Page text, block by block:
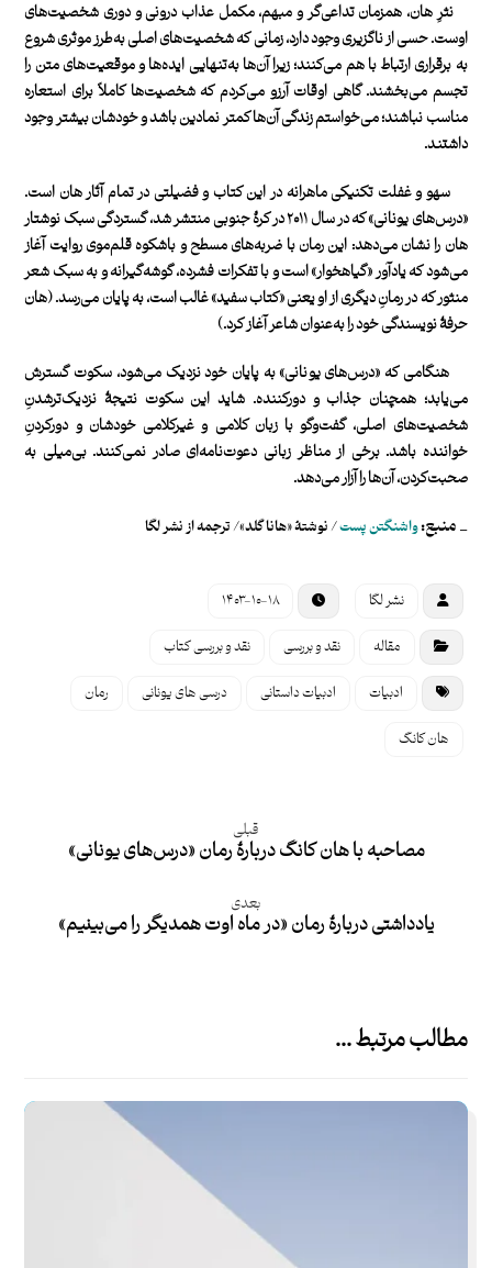
نثرِ هان، همزمان تداعی‌گر و مبهم، مکمل عذاب درونی و دوری شخصیت‌های
اوست. حسی از ناگزیری وجود دارد، زمانی که شخصیت‌های اصلی به‌طرز موثری شروع
به برقراری ارتباط با هم می‌کنند؛ زیرا آن‌ها به‌تنهایی ایده‌ها و موقعیت‌های متن را
تجسم می‌بخشند. گاهی اوقات آرزو می‌کردم که شخصیت‌ها کاملاً برای استعاره
مناسب نباشند؛ می‌خواستم زندگی آن‌ها کمتر نمادین باشد و خودشان بیشتر وجود
داشتند.
سهو و غفلت تکنیکی ماهرانه در این کتاب و فضیلتی در تمام آثار هان است.
«درس‌های یونانی» که در سال ۲۰۱۱ در کرۀ جنوبی منتشر شد، گستردگی سبک نوشتار
هان را نشان می‌دهد: این رمان با ضربه‌های مسطح و باشکوه قلم‌موی روایت آغاز
می‌شود که یادآور «گیاهخوار» است و با تفکرات فشرده، گوشه‌گیرانه و به سبک شعر
منثور که در رمانِ دیگری از او یعنی «کتاب سفید» غالب است، به پایان می‌رسد. (هان
حرفۀ نویسندگی خود را به‌عنوان شاعر آغاز کرد.)
هنگامی که «درس‌های یونانی» به پایان خود نزدیک می‌شود، سکوت گسترش
می‌یابد؛ همچنان جذاب و دورکننده. شاید این سکوت نتیجۀ نزدیک‌ترشدنِ
شخصیت‌های اصلی،‌ گفت‌وگو با زبان کلامی و غیرکلامی خودشان و دورکردنِ
خواننده باشد. برخی از مناظر زبانی دعوت‌نامه‌ای صادر نمی‌کنند. بی‌میلی به
صحبت‌کردن، آن‌ها را آزار می‌دهد.
_منبع:واشنگتن پست/نوشتۀ «هانا گلد»/ ترجمه از نشر لگا
نشر لگا ۱۴۰۳-۱۰-۱۸
مقاله نقد و بررسی نقد و بررسی کتاب
ادبیات ادبیات داستانی درسی های یونانی رمان
هان کانگ
قبلی
مصاحبه با هان کانگ دربارۀ رمان «درس‌های یونانی»
بعدی
یادداشتی دربارۀ رمان «در ماه اوت همدیگر را می‌بینیم»
مطالب مرتبط ...